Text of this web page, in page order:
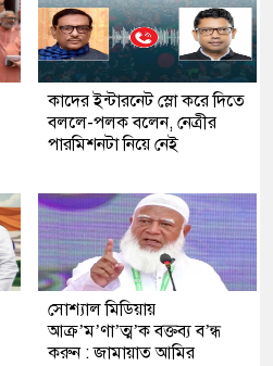
কাদের ইন্টারনেট স্লো করে দিতে
বললে-পলক বলেন, নেত্রীর
পারমিশনটা নিয়ে নেই
সোশ্যাল মিডিয়ায়
আক্র’ম’ণা’ত্ম’ক বক্তব্য ব’ন্ধ
করুন : জামায়াত আমির